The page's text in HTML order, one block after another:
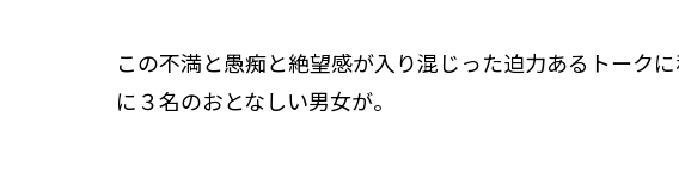
この不満と愚痴と絶望感が入り混じった迫力あるトーク
に３名のおとなしい男女が。